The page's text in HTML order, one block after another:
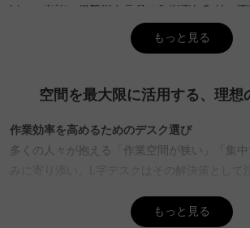
い。一方で、複数のモニターを設置したり、
する場合は、幅140cm以上がおすすめです。
モダンやヴィンテージなどの多彩なスタイル
Q. L字デスクの機能性を確認するポイン
A. L字デスクの機能性を確認する際は、収納や
るかをチェックすることが重要です。引き出
性を持つ高品質素材を使用したデスクを揃え
ため、安心して快適な作業スペースを作成でき
もっと見る
空間を最大限に活用する、理想
作業効率を高めるためのデスク選び
多くの人々が抱える「作業空間が狭い」「集
ーを快適に配置できるため、業務や趣味の時
もっと見る